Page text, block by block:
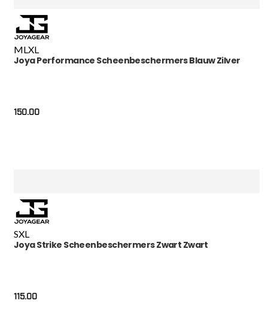
MLXL
Joya Performance Scheenbeschermers Blauw Zilver
150.00
SXL
Joya Strike Scheenbeschermers Zwart Zwart
115.00